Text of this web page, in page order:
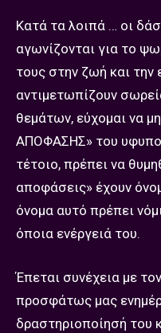
Κατά τα λοιπά … οι
αγωνίζονται για το
τους στην ζωή και την
αντιμετωπίζουν
θεμάτων, εύχομαι να
ΑΠΟΦΑΣΗΣ» του
τέτοιο, πρέπει να
αποφάσεις» έχουν
όνομα αυτό πρέπει
όποια ενέργειά του.
Έπεται συνέχεια με
προσφάτως μας
δραστηριοποίησή του